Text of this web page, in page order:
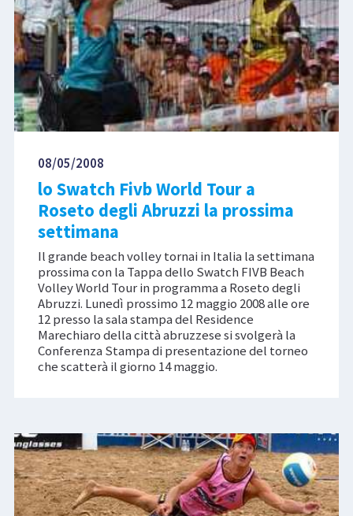
08/05/2008
lo Swatch Fivb World Tour a
Roseto degli Abruzzi la prossima
settimana
Il grande beach volley tornai in Italia la settimana
prossima con la Tappa dello Swatch FIVB Beach
Volley World Tour in programma a Roseto degli
Abruzzi. Lunedì prossimo 12 maggio 2008 alle ore
12 presso la sala stampa del Residence
Marechiaro della città abruzzese si svolgerà la
Conferenza Stampa di presentazione del torneo
che scatterà il giorno 14 maggio.